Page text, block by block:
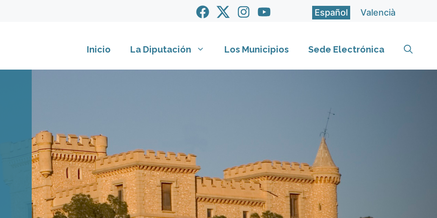
Español Valencià
Inicio La Diputación Los Municipios Sede Electrónica